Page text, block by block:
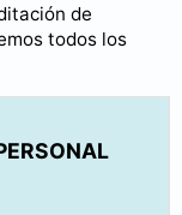
de
todos los